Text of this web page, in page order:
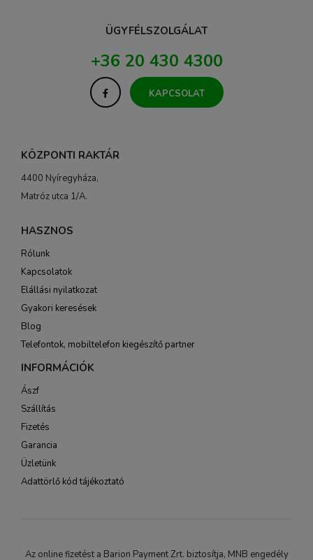
ÜGYFÉLSZOLGÁLAT
+36 20 430 4300
KAPCSOLAT
KÖZPONTI RAKTÁR
4400 Nyíregyháza,
Matróz utca 1/A.
HASZNOS
Rólunk
Kapcsolatok
Elállási nyilatkozat
Gyakori keresések
Blog
Telefontok, mobiltelefon kiegészítő partner
INFORMÁCIÓK
Ászf
Szállítás
Fizetés
Garancia
Üzletünk
Adattörlő kód tájékoztató
Az online fizetést a Barion Payment Zrt. biztosítja, MNB engedély